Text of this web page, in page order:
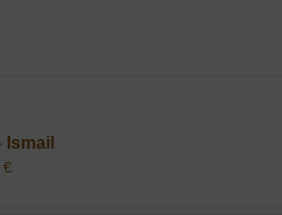
Ismail
€